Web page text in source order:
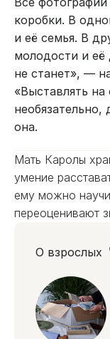
коробки. В
и её семья. В
молодости и её
не станет», —
«Выставлять
она.
Мать Каролы
умение
ему можно
переоценивают
О взрослых